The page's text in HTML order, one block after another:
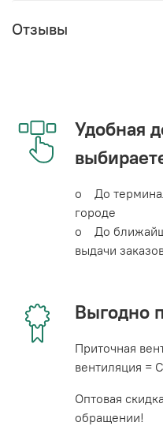
Отзывы
Удобная
o До
городе
o До
выдачи
Выгодно
Приточная
вентиляция =
Оптовая
обращении!